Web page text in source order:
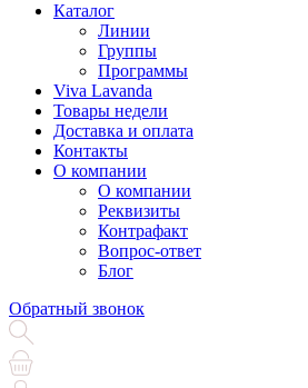
Каталог
Линии
Группы
Программы
Viva Lavanda
Товары недели
Доставка и оплата
Контакты
О компании
О компании
Реквизиты
Контрафакт
Вопрос-ответ
Блог
Обратный звонок